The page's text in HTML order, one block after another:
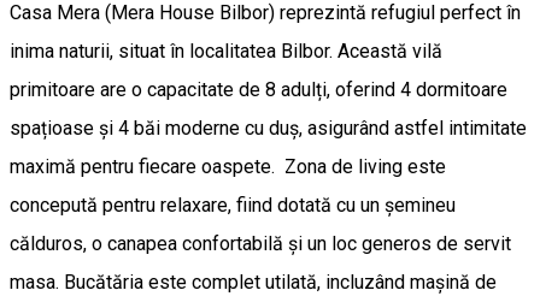
Casa Mera (Mera House Bilbor) reprezintă refugiul perfect în
inima naturii, situat în localitatea Bilbor. Această vilă
primitoare are o capacitate de 8 adulți, oferind 4 dormitoare
spațioase și 4 băi moderne cu duș, asigurând astfel intimitate
maximă pentru fiecare oaspete. Zona de living este
concepută pentru relaxare, fiind dotată cu un șemineu
călduros, o canapea confortabilă și un loc generos de servit
masa. Bucătăria este complet utilată, incluzând mașină de